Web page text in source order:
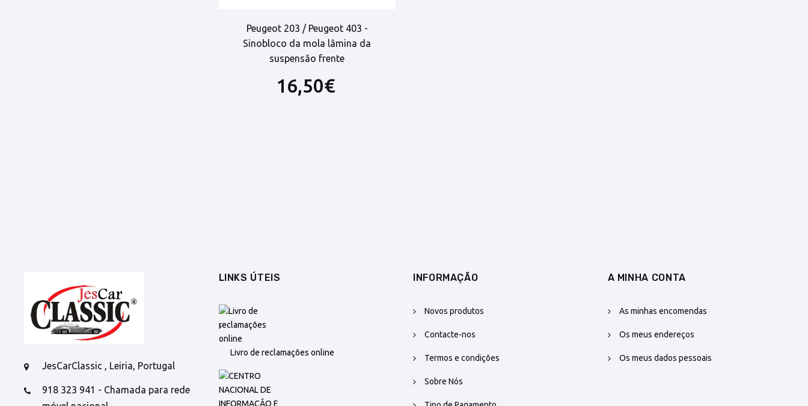
Peugeot 203 / Peugeot 403 -
Sinobloco da mola lâmina da
suspensão frente
16,50€
JesCarClassic , Leiria, Portugal
918 323 941 - Chamada para rede
LINKS ÚTEIS
Livro de reclamações online
INFORMAÇÃO
Novos produtos
Contacte-nos
Termos e condições
Sobre Nós
A MINHA CONTA
As minhas encomendas
Os meus endereços
Os meus dados pessoais